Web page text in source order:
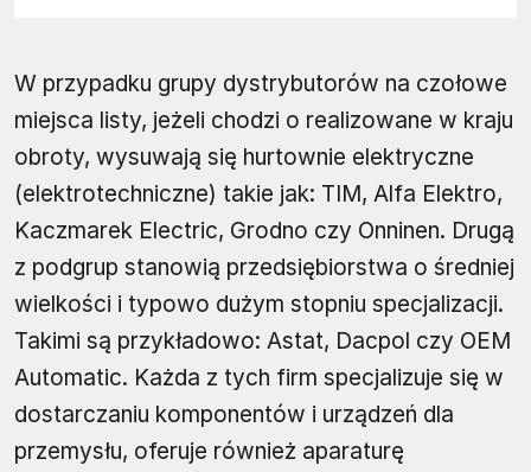
W przypadku grupy dystrybutorów na czołowe
miejsca listy, jeżeli chodzi o realizowane w kraju
obroty, wysuwają się hurtownie elektryczne
(elektrotechniczne) takie jak: TIM, Alfa Elektro,
Kaczmarek Electric, Grodno czy Onninen. Drugą
z podgrup stanowią przedsiębiorstwa o średniej
wielkości i typowo dużym stopniu specjalizacji.
Takimi są przykładowo: Astat, Dacpol czy OEM
Automatic. Każda z tych firm specjalizuje się w
dostarczaniu komponentów i urządzeń dla
przemysłu, oferuje również aparaturę